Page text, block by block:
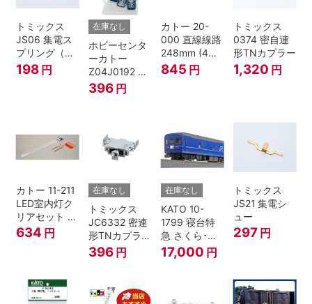
トミックス
JS06 集電ス
プリング（Ｌ
=7.5mm・4個
入） 鉄道模型
198 円
在庫なし
ホビーセンタ
ーカトー
Z04J0192 ク
モハ115 横須
賀色 ジャンパ
396 円
カトー 20-
000 直線線路
248mm (4本
入) Nゲージ
845 円
トミックス
0374 密自連
形TNカプラー
1,320 円
カトー 11-211
LED室内灯ク
リアセット N
ゲージ
634 円
在庫なし
トミックス
JC6332 密連
形TNカプラー
(SPグレー電
連付・211系)
396 円
在庫なし
KATO 10-
1799 寝台特
急 さくら･は
やぶさ/富士
24系 9両セッ
17,000 円
トミックス
JS21 集電シ
ュー
297 円